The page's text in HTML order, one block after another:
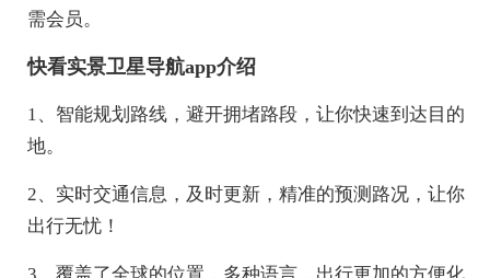
需会员。
快看实景卫星导航app介绍
1、智能规划路线，避开拥堵路段，让你快速到达目的
地。
2、实时交通信息，及时更新，精准的预测路况，让你
出行无忧！